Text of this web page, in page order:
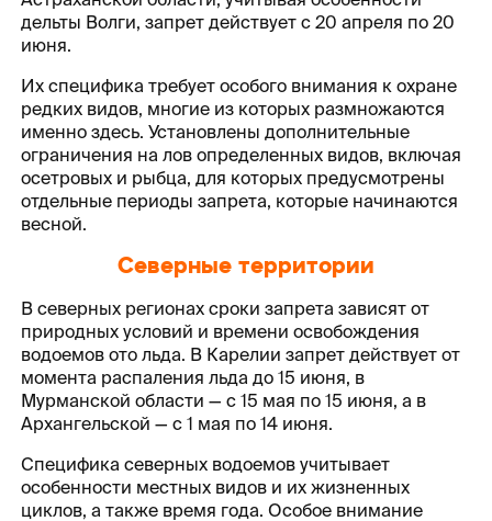
дельты Волги, запрет действует с 20 апреля по 20
июня.
Их специфика требует особого внимания к охране
редких видов, многие из которых размножаются
именно здесь. Установлены дополнительные
ограничения на лов определенных видов, включая
осетровых и рыбца, для которых предусмотрены
отдельные периоды запрета, которые начинаются
весной.
Северные территории
В северных регионах сроки запрета зависят от
природных условий и времени освобождения
водоемов ото льда. В Карелии запрет действует от
момента распаления льда до 15 июня, в
Мурманской области — с 15 мая по 15 июня, а в
Архангельской — с 1 мая по 14 июня.
Специфика северных водоемов учитывает
особенности местных видов и их жизненных
циклов, а также время года. Особое внимание